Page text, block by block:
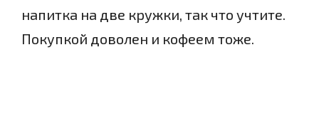
напитка на две кружки, так что учтите.
Покупкой доволен и кофеем тоже.